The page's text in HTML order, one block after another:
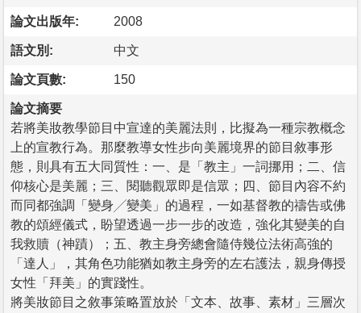
論文出版年: 2008
語文別: 中文
論文頁數: 150
論文摘要
若將美妝教學節目中宣達的美麗法則，比擬為一種宗教概念
上的宣教行為。那麼教導女性步向美麗境界的節目敘事形
態，則具有五大同質性：一、是「教主」一詞挪用；二、信
仰核心是美麗；三、閱聽觀眾即是信眾；四、節目內容不約
而同都強調「變身╱變美」的過程，一如基督教的禱告或佛
教的頌經儀式，盼望透過一步一步的改造，強化其變美的自
我救贖（神蹟）；五、教主身旁總會隨侍幾位法術高強的
「達人」，其角色功能猶如教主身旁的左右護法，親身傳授
女性「拜美」的實踐性。
將美妝節目之敘事策略置放於「文本、故事、素材」三層次